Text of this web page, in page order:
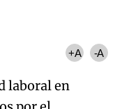
+A -A
laboral en